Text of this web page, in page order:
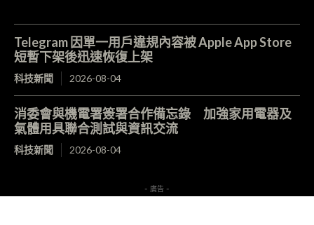
Telegram 因單一用戶違規內容被 Apple App Store
短暫下架後迅速恢復上架
科技新聞 2026-08-04
消委會與機電署簽署合作備忘錄 加強家用電器及
氣體用具聯合測試與資訊交流
科技新聞 2026-08-04
- 廣告 -